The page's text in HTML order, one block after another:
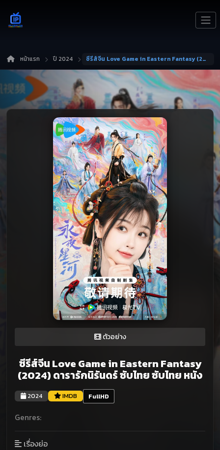
หน้าแรก ปี 2024 ซีรีส์จีน Love Game in Eastern Fantasy (2024) ดารารักนิรันดร์ ซับไทย ซับไทย หนัง
ตัวอย่าง
ซีรีส์จีน Love Game in Eastern Fantasy
(2024) ดารารักนิรันดร์ ซับไทย ซับไทย หนัง
2024 IMDB FullHD
Genres:
เรื่องย่อ